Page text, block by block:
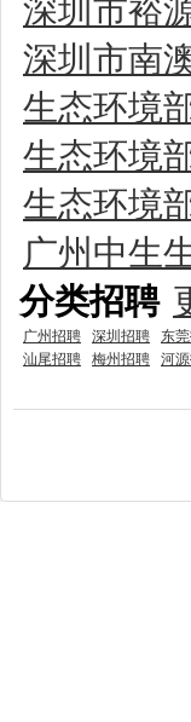
深圳市裕
深圳市南
生态环境
生态环境
生态环境
广州中生
分类招聘
广州招聘 深圳招聘 东
汕尾招聘
梅州招聘 河